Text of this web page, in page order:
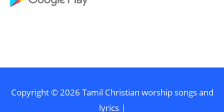
Copyright © 2026 Tamil Christian worship songs and
lyrics|